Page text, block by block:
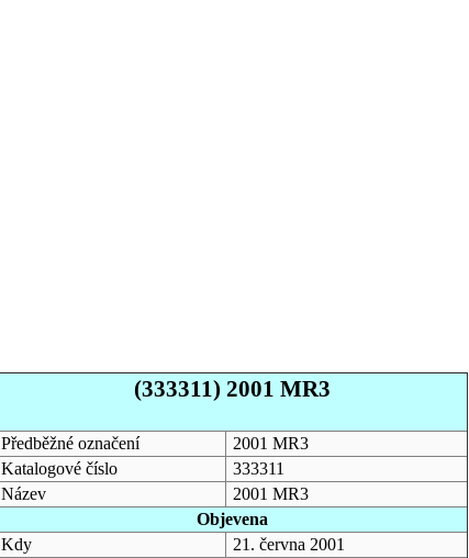
(333311) 2001 MR3
Předběžné označení
2001 MR3
Katalogové číslo
333311
Název
2001 MR3
Objevena
Kdy
21. června 2001